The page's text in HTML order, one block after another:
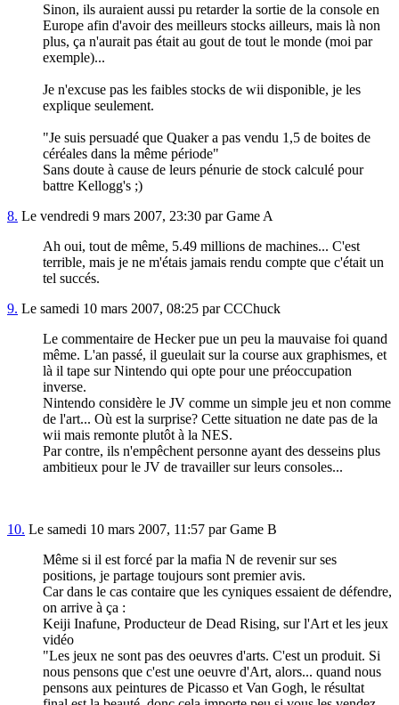
Sinon, ils auraient aussi pu retarder la sortie de la console en
Europe afin d'avoir des meilleurs stocks ailleurs, mais là non
plus, ça n'aurait pas était au gout de tout le monde (moi par
exemple)...
Je n'excuse pas les faibles stocks de wii disponible, je les
explique seulement.
"Je suis persuadé que Quaker a pas vendu 1,5 de boites de
céréales dans la même période"
Sans doute à cause de leurs pénurie de stock calculé pour
battre Kellogg's ;)
8. Le vendredi 9 mars 2007, 23:30 par Game A
Ah oui, tout de même, 5.49 millions de machines... C'est
terrible, mais je ne m'étais jamais rendu compte que c'était un
tel succés.
9. Le samedi 10 mars 2007, 08:25 par CCChuck
Le commentaire de Hecker pue un peu la mauvaise foi quand
même. L'an passé, il gueulait sur la course aux graphismes, et
là il tape sur Nintendo qui opte pour une préoccupation
inverse.
Nintendo considère le JV comme un simple jeu et non comme
de l'art... Où est la surprise? Cette situation ne date pas de la
wii mais remonte plutôt à la NES.
Par contre, ils n'empêchent personne ayant des desseins plus
ambitieux pour le JV de travailler sur leurs consoles...
10. Le samedi 10 mars 2007, 11:57 par Game B
Même si il est forcé par la mafia N de revenir sur ses
positions, je partage toujours sont premier avis.
Car dans le cas contaire que les cyniques essaient de défendre,
on arrive à ça :
Keiji Inafune, Producteur de Dead Rising, sur l'Art et les jeux
vidéo
"Les jeux ne sont pas des oeuvres d'arts. C'est un produit. Si
nous pensons que c'est une oeuvre d'Art, alors... quand nous
pensons aux peintures de Picasso et Van Gogh, le résultat